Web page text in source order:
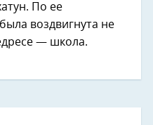
По ее
воздвигнута не
— школа.